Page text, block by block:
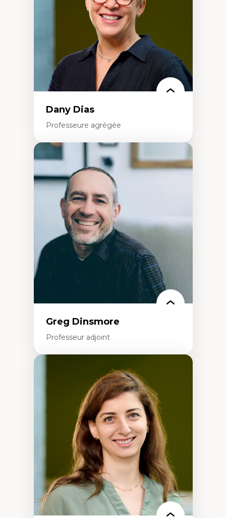
technologies numériques
Résistances et droits numériques
Internet des objets
Problématiques relatives à l’intelligence
artificielle, l’apprentissage machine et les
hautes technologies
Féminismes et nouvelles technologies
Dany Dias
Professeure agrégée
Expertises
Pédagogies critiques et justice sociale
Éthique relationnelle et sollicitude en
éducation
Décolonisation et autochtonisation de la
formation à l’enseignement
Littératie et didactique du français
Éducation inclusive
Formation à l’enseignement en contexte
francophone minoritaire
Identité linguistique et culturelle
Recherche-action et approches
participatives
Leadership éducatif et pratiques réflexives
Éducation durable et bien-être en
Greg Dinsmore
Professeur adjoint
Fragmentation des auditoires médiatiques
Analyse multi-plateforme des auditoires
médiatiques
Analyse des comportements numériques à
travers les données massives et l’IA
Recherche quantitative et qualitative sur
les auditoires médiatiques
Épistémologie des techniques de recherche
numérique et l’IA
Théorie des droits de la personne
La pensée politique d’Hannah Arendt
La pensée politique à l’ère numérique
Justice internationale et normes
internationales